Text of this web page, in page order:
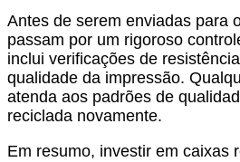
Antes de serem enviadas para
passam por um rigoroso
inclui verificações de
qualidade da impressão.
atenda aos padrões de
reciclada novamente.
Em resumo, investir em caixas